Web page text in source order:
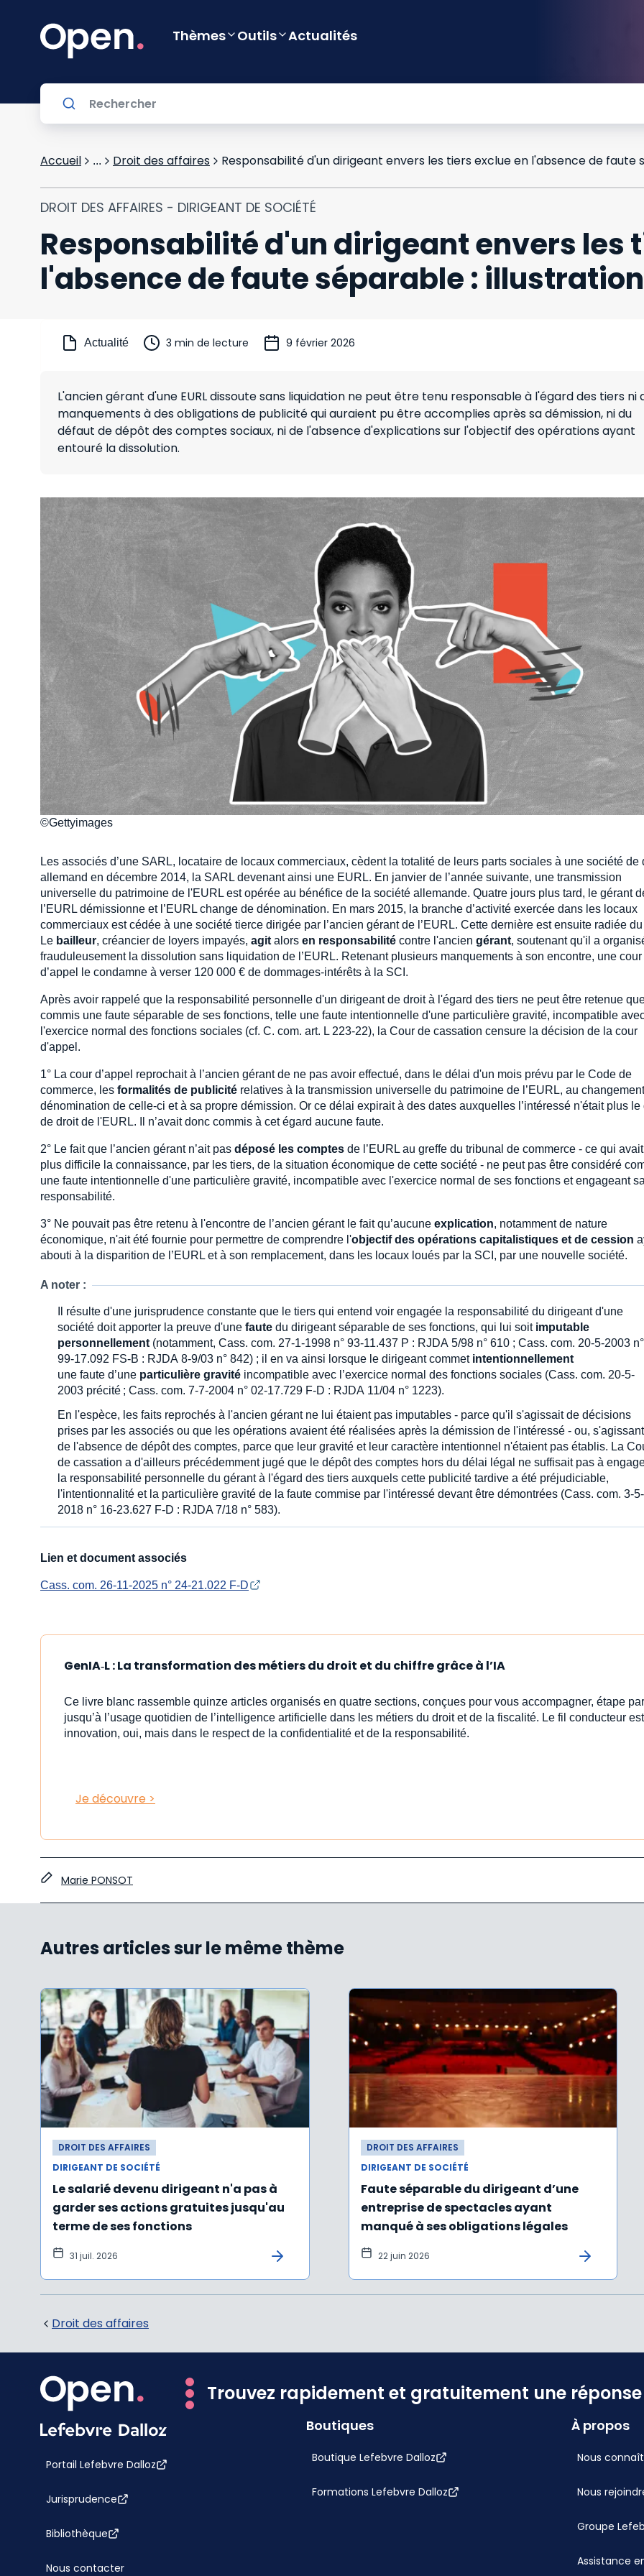
Thèmes Outils Actualités
Accueil ... Droit des affaires
DROIT DES AFFAIRES - DIRIGEANT DE SOCIÉTÉ
Responsabilité d'un dirigeant envers les
l'absence de faute séparable : illustration
Actualité 3 min de lecture 9 février 2026
L'ancien gérant d'une EURL dissoute sans liquidation ne peut être tenu responsable à l'égard des tiers ni
manquements à des obligations de publicité qui auraient pu être accomplies après sa démission, ni du
défaut de dépôt des comptes sociaux, ni de l'absence d'explications sur l'objectif des opérations ayant
entouré la dissolution.
©Gettyimages
Les associés d’une SARL, locataire de locaux commerciaux, cèdent la totalité de leurs parts sociales à une société de
allemand en décembre 2014, la SARL devenant ainsi une EURL. En janvier de l’année suivante, une transmission
universelle du patrimoine de l'EURL est opérée au bénéfice de la société allemande. Quatre jours plus tard, le gérant
l’EURL démissionne et l’EURL change de dénomination. En mars 2015, la branche d’activité exercée dans les locaux
commerciaux est cédée à une société tierce dirigée par l’ancien gérant de l’EURL. Cette dernière est ensuite radiée
Le bailleur, créancier de loyers impayés, agit alors en responsabilité contre l'ancien gérant, soutenant qu'il a
frauduleusement la dissolution sans liquidation de l’EURL. Retenant plusieurs manquements à son encontre, une cour
d’appel le condamne à verser 120 000 € de dommages-intérêts à la SCI.
Après avoir rappelé que la responsabilité personnelle d'un dirigeant de droit à l'égard des tiers ne peut être retenue
commis une faute séparable de ses fonctions, telle une faute intentionnelle d'une particulière gravité, incompatible
l'exercice normal des fonctions sociales (cf. C. com. art. L 223-22), la Cour de cassation censure la décision de la cour
d'appel.
1° La cour d’appel reprochait à l’ancien gérant de ne pas avoir effectué, dans le délai d'un mois prévu par le Code de
commerce, les formalités de publicité relatives à la transmission universelle du patrimoine de l’EURL, au
dénomination de celle-ci et à sa propre démission. Or ce délai expirait à des dates auxquelles l’intéressé n'était plus le
de droit de l'EURL. Il n’avait donc commis à cet égard aucune faute.
2° Le fait que l’ancien gérant n’ait pas déposé les comptes de l’EURL au greffe du tribunal de commerce - ce qui
plus difficile la connaissance, par les tiers, de la situation économique de cette société - ne peut pas être considéré
une faute intentionnelle d'une particulière gravité, incompatible avec l'exercice normal de ses fonctions et engageant
responsabilité.
3° Ne pouvait pas être retenu à l'encontre de l’ancien gérant le fait qu’aucune explication, notamment de nature
économique, n'ait été fournie pour permettre de comprendre l'objectif des opérations capitalistiques et de cession
abouti à la disparition de l’EURL et à son remplacement, dans les locaux loués par la SCI, par une nouvelle société.
A noter :
Il résulte d'une jurisprudence constante que le tiers qui entend voir engagée la responsabilité du dirigeant d'une
société doit apporter la preuve d'une faute du dirigeant séparable de ses fonctions, qui lui soit imputable
personnellement (notamment, Cass. com. 27-1-1998 n° 93-11.437 P : RJDA 5/98 n° 610 ; Cass. com. 20-5-2003 n°
99-17.092 FS-B : RJDA 8-9/03 n° 842) ; il en va ainsi lorsque le dirigeant commet intentionnellement
une faute d’une particulière gravité incompatible avec l’exercice normal des fonctions sociales (Cass. com. 20-5-
2003 précité ; Cass. com. 7-7-2004 n° 02-17.729 F-D : RJDA 11/04 n° 1223).
En l'espèce, les faits reprochés à l'ancien gérant ne lui étaient pas imputables - parce qu'il s'agissait de décisions
prises par les associés ou que les opérations avaient été réalisées après la démission de l'intéressé - ou, s'agissant
de l'absence de dépôt des comptes, parce que leur gravité et leur caractère intentionnel n'étaient pas établis. La
de cassation a d'ailleurs précédemment jugé que le dépôt des comptes hors du délai légal ne suffisait pas à
la responsabilité personnelle du gérant à l'égard des tiers auxquels cette publicité tardive a été préjudiciable,
l'intentionnalité et la particulière gravité de la faute commise par l'intéressé devant être démontrées (Cass. com. 3-5-
2018 n° 16-23.627 F-D : RJDA 7/18 n° 583).
Lien et document associés
Cass. com. 26-11-2025 n° 24-21.022 F-D
GenIA‑L : La transformation des métiers du droit et du chiffre grâce à l’IA
Ce livre blanc rassemble quinze articles organisés en quatre sections, conçues pour vous accompagner, étape
jusqu’à l’usage quotidien de l’intelligence artificielle dans les métiers du droit et de la fiscalité. Le fil conducteur
innovation, oui, mais dans le respect de la confidentialité et de la responsabilité.
Je découvre >
Marie PONSOT
Autres articles sur le même thème
DROIT DES AFFAIRES
DIRIGEANT DE SOCIÉTÉ
Le salarié devenu dirigeant n'a pas à
garder ses actions gratuites jusqu'au
terme de ses fonctions
31 juil. 2026
DROIT DES AFFAIRES
DIRIGEANT DE SOCIÉTÉ
Faute séparable du dirigeant d’une
entreprise de spectacles ayant
manqué à ses obligations légales
22 juin 2026
Droit des affaires
Trouvez rapidement et gratuitement une
Portail Lefebvre Dalloz
Jurisprudence
Bibliothèque
Nous contacter
Boutiques
Boutique Lefebvre Dalloz
Formations Lefebvre Dalloz
À propos
Nous
Nous
Groupe
Assistance